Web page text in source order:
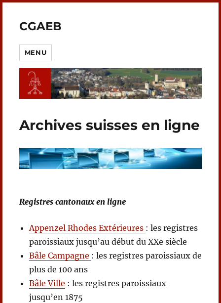
CGAEB
MENU
Archives suisses en ligne
Registres cantonaux en ligne
Appenzel Rhodes Extérieures : les registres
paroissiaux jusqu’au début du XXe siècle
Bâle Campagne : les registres paroissiaux de
plus de 100 ans
Bâle Ville : les registres paroissiaux
jusqu’en 1875